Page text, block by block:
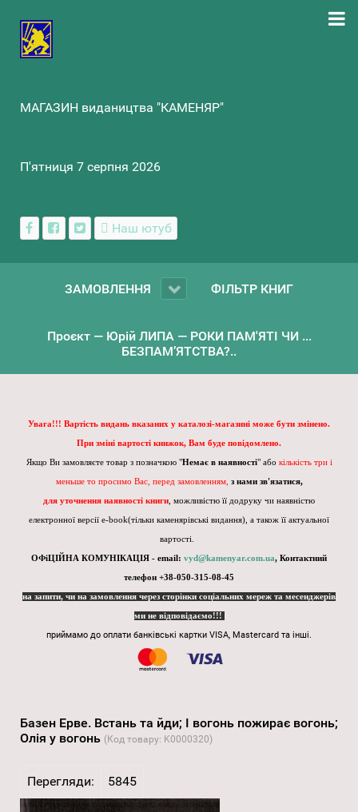
МАГАЗИН видаництва "КАМЕНЯР"
П'ятниця 7 серпня 2026
Наш ютуб
ЗАМОВЛЕННЯ ФІЛЬТР КНИГ
Проєкт — Юрій ЛИПА — РОКИ ПАМ'ЯТІ ЧИ ...
БЕЗПАМ’ЯТСТВА?..
Увага!!! Вартість видань вказаних у каталозі-магазині може бути змінено.
При зміні вартості книжок, Вам буде повідомлено.
Якщо Ви замовляєте товар з позначкою "Немає в наявності" або кількість три і
меньше то просимо Вас, перед замовленням, з нами зв'язатися,
для уточнення наявності книги , можливістю її додруку чи наявністю
електронної версії e-book(тільки каменярівські видання), а також її актуальної
вартості.
ОФіЦІЙНА КОМУНІКАЦІЯ - email: vyd@kamenyar.com.ua, Контактний
телефон +38-050-315-08-45
на запити, чи на замовлення через сторінки соціальних мереж та месенджерів
ми не відповідаємо!!!
приймамо до оплати банківські картки VISA, Mastercard та інші.
Базен Ерве. Встань та йди; І вогонь пожирає вогонь;
Олія у вогонь (Код товару: K0000320)
Перегляди: 5845